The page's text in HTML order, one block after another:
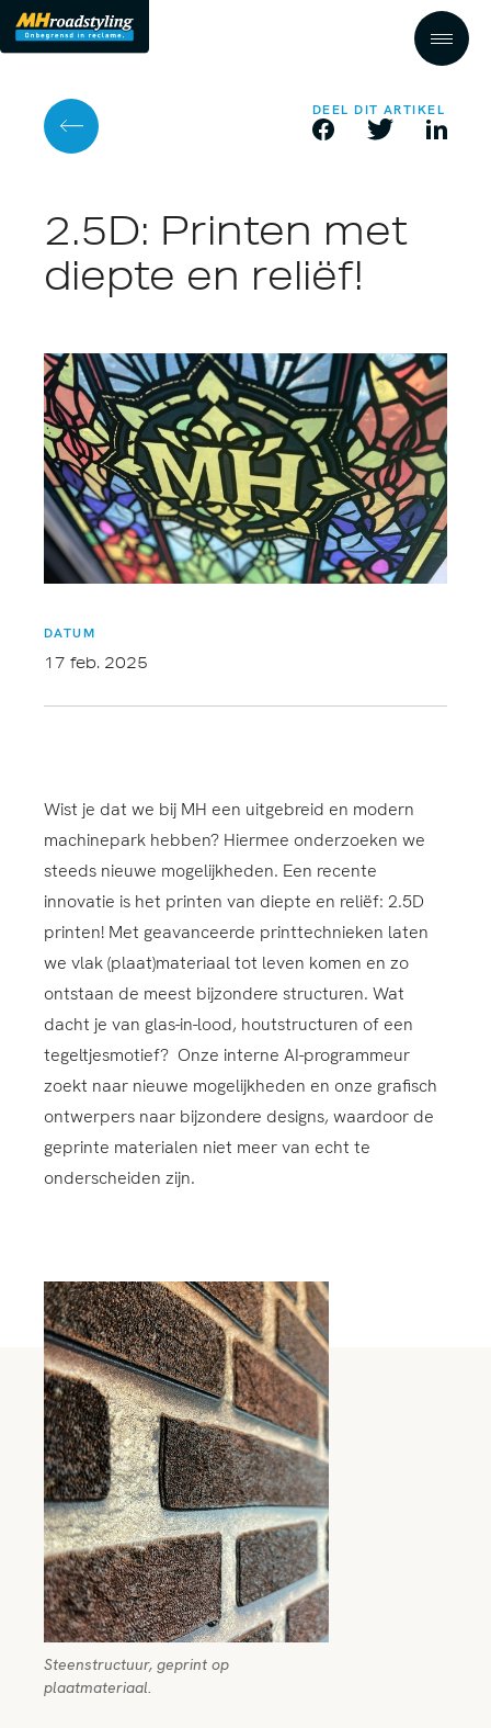
DEEL DIT ARTIKEL
2.5D: Printen met
diepte en reliëf!
DATUM
17 feb. 2025
Wist je dat we bij MH een uitgebreid en modern
machinepark hebben? Hiermee onderzoeken we
steeds nieuwe mogelijkheden. Een recente
innovatie is het printen van diepte en reliëf: 2.5D
printen! Met geavanceerde printtechnieken laten
we vlak (plaat)materiaal tot leven komen en zo
ontstaan de meest bijzondere structuren. Wat
dacht je van glas-in-lood, houtstructuren of een
tegeltjesmotief? Onze interne AI-programmeur
zoekt naar nieuwe mogelijkheden en onze grafisch
ontwerpers naar bijzondere designs, waardoor de
geprinte materialen niet meer van echt te
onderscheiden zijn.
Steenstructuur, geprint op
plaatmateriaal.